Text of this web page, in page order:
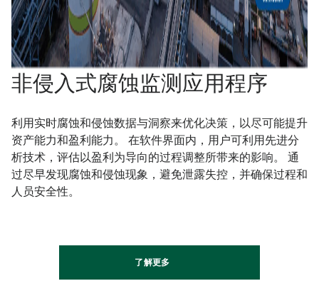
非侵入式腐蚀监测应用程序​
利用实时腐蚀和侵蚀数据与洞察来优化决策，以尽可能提升
资产能力和盈利能力。 在软件界面内，用户可利用先进分
析技术，评估以盈利为导向的过程调整所带来的影响。 通
过尽早发现腐蚀和侵蚀现象，避免泄露失控，并确保过程和
人员安全性。​
了解更多​